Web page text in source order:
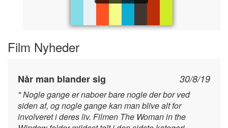
Film Nyheder
30/8/19
Når man blander sig
" Nogle gange er naboer bare nogle der bor ved
siden af, og nogle gange kan man blive alt for
involveret i deres liv. Filmen The Woman in the